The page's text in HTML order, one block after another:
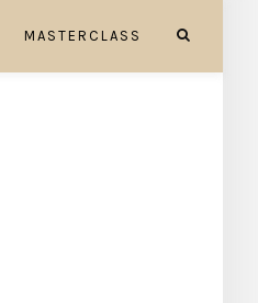
MASTERCLASS